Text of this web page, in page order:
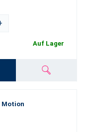
Auf Lager
Motion